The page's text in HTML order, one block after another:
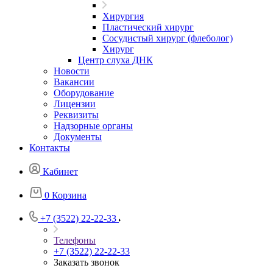
Хирургия
Пластический хирург
Сосудистый хирург (флеболог)
Хирург
Центр слуха ДНК
Новости
Вакансии
Оборудование
Лицензии
Реквизиты
Надзорные органы
Документы
Контакты
Кабинет
0 Корзина
+7 (3522) 22-22-33
Телефоны
+7 (3522) 22-22-33
Заказать звонок